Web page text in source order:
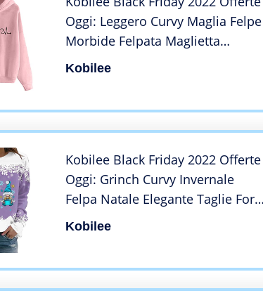
Oggi: Leggero Curvy Maglia Felpe
Morbide Felpata Maglietta
Sweatshirt Felpa Girocollo con
Kobilee
Kobilee Black Friday 2022 Offerte
Oggi: Grinch Curvy Invernale
Felpa Natale Elegante Taglie Forti
Manica Lunga T Shirt Maglione
Kobilee